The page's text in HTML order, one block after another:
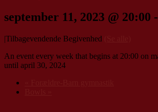
september 11, 2023 @ 20:00 -
|Tilbagevendende Begivenhed
An event every week that begins at 20:00 on
until april 30, 2024